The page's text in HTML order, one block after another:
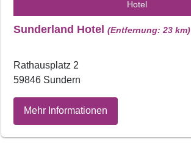
Hotel
Sunderland Hotel (Entfernung: 23 km)
Rathausplatz 2
59846 Sundern
Mehr Informationen